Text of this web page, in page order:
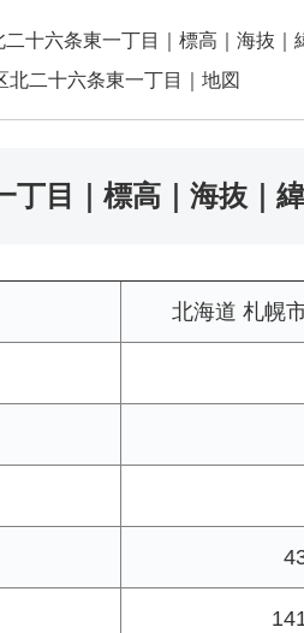
十六条東一丁目｜標高｜海抜｜
北二十六条東一丁目｜地図
丁目｜標高｜海抜｜
北海道 札幌